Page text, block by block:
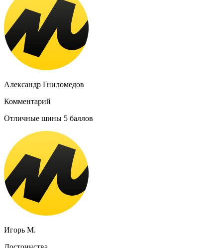
Александр Гниломедов
Комментарий
Отличные шины 5 баллов
Игорь М.